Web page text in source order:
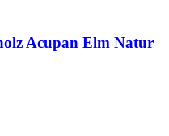
Acupan Elm Natur